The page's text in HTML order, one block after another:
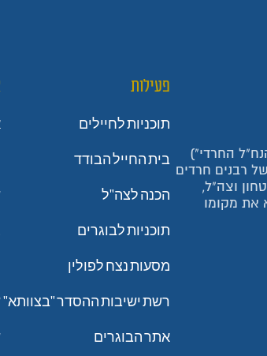
החרדי")
ידי קבוצה של רבנים חרדים
וצה"ל,
את מקומו
פעילות
תוכניות לחיילים
בית החייל הבודד
הכנה לצה"ל
תוכניות לבוגרים
מסעות נצח לפולין
רשת ישיבות ההסדר "בצוותא"
אתר הבוגרים